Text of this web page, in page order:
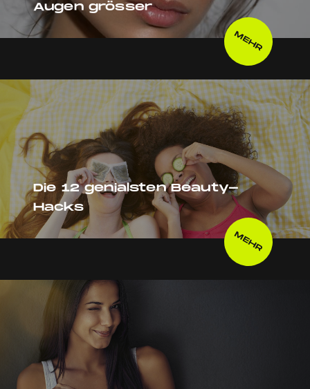
Augen grösser
MEHR
Die 12 genialsten Beauty-
Hacks
MEHR